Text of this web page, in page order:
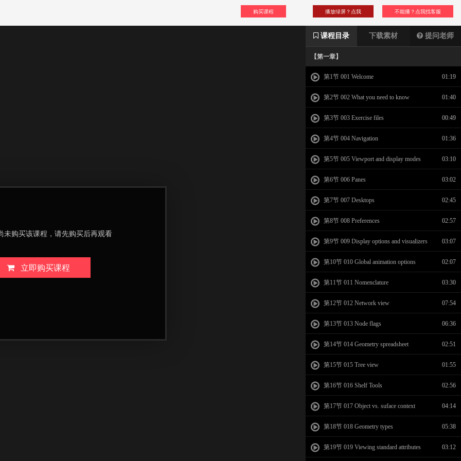
购买课程 不能播？点我找客服
播放绿屏？点我
课程目录 下载素材 提问老师
【第一章】
第1节 001 Welcome 01:19
第2节 002 What you need to know 01:40
第3节 003 Exercise files 00:49
第4节 004 Navigation 01:36
第5节 005 Viewport and display modes 03:10
第6节 006 Panes 03:02
第7节 007 Desktops 02:45
第8节 008 Preferences 02:57
第9节 009 Display options and visualizers 03:07
第10节 010 Global animation options 02:07
第11节 011 Nomenclature 03:30
第12节 012 Network view 07:54
第13节 013 Node flags 06:36
第14节 014 Geometry spreadsheet 02:51
第15节 015 Tree view 01:55
第16节 016 Shelf Tools 02:56
第17节 017 Object vs. suface context 04:14
第18节 018 Geometry types 05:38
第19节 019 Viewing standard attributes 03:12
未购买该课程，请先购买后再观看
立即购买课程